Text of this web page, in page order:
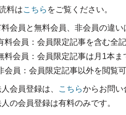
料はこちら をご覧ください。
料会員と無料会員、非会員の違い
料会員：会員限定記事を含む全
料会員：会員限定記事は月1本ま
会員：会員限定記事以外を閲覧
会員登録は、 こちらからお問い
の会員登録は有料のみです。